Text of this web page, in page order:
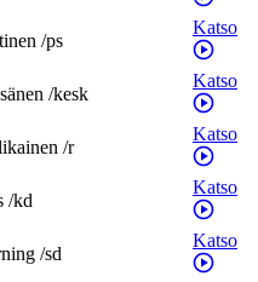
/ps
Katso
/kesk
Katso
/r
Katso
/kd
Katso
/sd
Katso